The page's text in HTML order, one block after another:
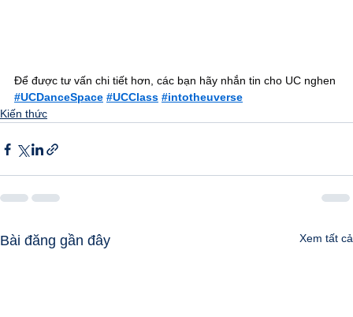
Để được tư vấn chi tiết hơn, các bạn hãy nhắn tin cho UC nghen
#UCDanceSpace #UCClass #intotheuverse
Kiến thức
Bài đăng gần đây Xem tất cả